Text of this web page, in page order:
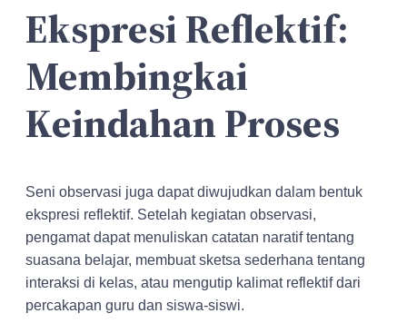
Ekspresi Reflektif:
Membingkai
Keindahan Proses
Seni observasi juga dapat diwujudkan dalam bentuk
ekspresi reflektif. Setelah kegiatan observasi,
pengamat dapat menuliskan catatan naratif tentang
suasana belajar, membuat sketsa sederhana tentang
interaksi di kelas, atau mengutip kalimat reflektif dari
percakapan guru dan siswa-siswi.